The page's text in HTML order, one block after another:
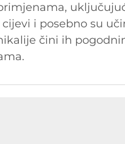
i posebno su
čini ih